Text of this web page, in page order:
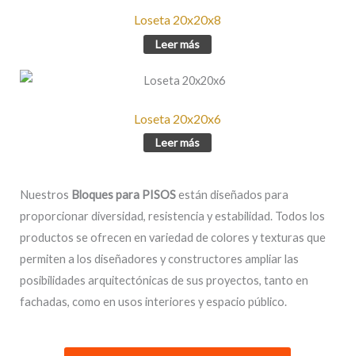
Loseta 20x20x8
Leer más
Loseta 20x20x6
Leer más
Nuestros Bloques para PISOSestán diseñados para
proporcionar diversidad, resistencia y estabilidad. Todos los
productos se ofrecen en variedad de colores y texturas que
permiten a los diseñadores y constructores ampliar las
posibilidades arquitectónicas de sus proyectos, tanto en
fachadas, como en usos interiores y espacio público.